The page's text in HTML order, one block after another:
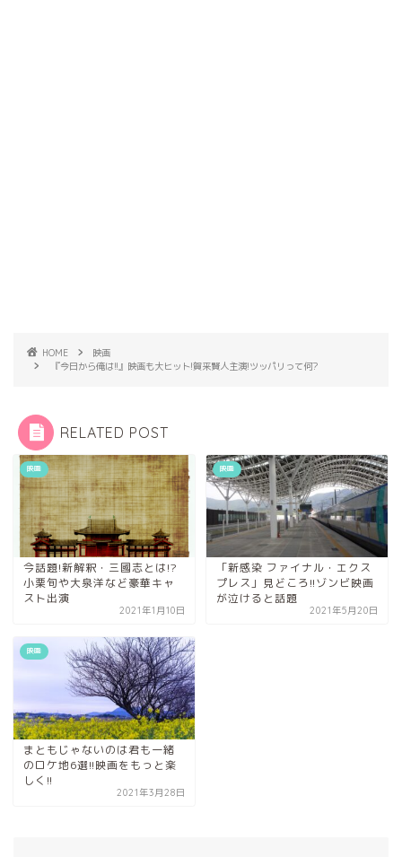
HOME
映画
『今日から俺は!!』映画も大ヒット!賀来賢人主演!ツッパリって何?
RELATED POST
映画
今話題!新解釈・三國志とは!?
小栗旬や大泉洋など豪華キャ
スト出演
2021年1月10日
映画
「新感染 ファイナル・エクス
プレス」見どころ!!ゾンビ映画
が泣けると話題
2021年5月20日
映画
まともじゃないのは君も一緒
のロケ地6選!!映画をもっと楽
しく!!
2021年3月28日